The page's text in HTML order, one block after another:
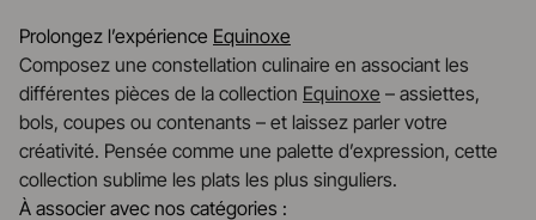
Prolongez l’expérience Equinoxe
Composez une constellation culinaire en associant les
différentes pièces de la collection Equinoxe – assiettes,
bols, coupes ou contenants – et laissez parler votre
créativité. Pensée comme une palette d’expression, cette
collection sublime les plats les plus singuliers.
À associer avec nos catégories :